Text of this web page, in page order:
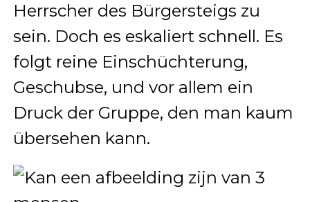
Herrscher des Bürgersteigs zu
sein. Doch es eskaliert schnell. Es
folgt reine Einschüchterung,
Geschubse, und vor allem ein
Druck der Gruppe, den man kaum
übersehen kann.